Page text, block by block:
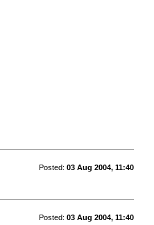
Posted: 03 Aug 2004, 11:40
Posted: 03 Aug 2004, 11:40